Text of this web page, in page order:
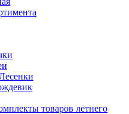
товаров летнего